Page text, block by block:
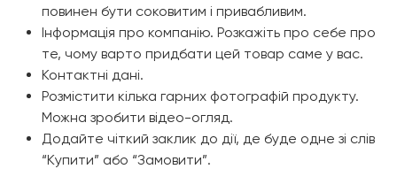
повинен бути соковитим і привабливим.
Інформація про компанію. Розкажіть про себе про
те, чому варто придбати цей товар саме у вас.
Контактні дані.
Розмістити кілька гарних фотографій продукту.
Можна зробити відео-огляд.
Додайте чіткий заклик до дії, де буде одне зі слів
“Купити” або “Замовити”.